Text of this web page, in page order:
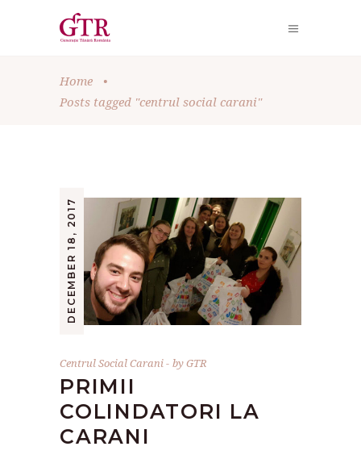
Home
•
Posts tagged "centrul social carani"
DECEMBER 18, 2017
Centrul Social Carani byGTR
PRIMII
COLINDATORI LA
CARANI